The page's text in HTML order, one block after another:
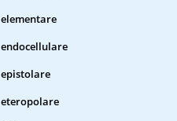
elementare
endocellulare
epistolare
eteropolare